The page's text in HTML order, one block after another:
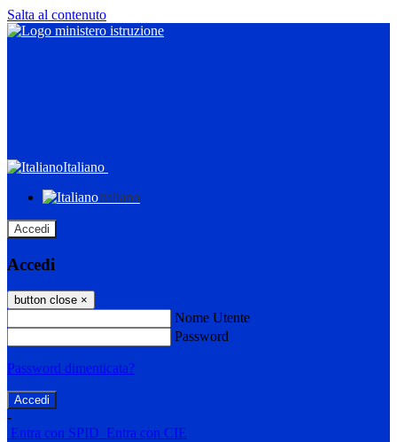
Salta al contenuto
Italiano
Italiano
Accedi
Accedi
button close ×
Nome Utente
Password
Password dimenticata?
-
Entra con SPID Entra con CIE